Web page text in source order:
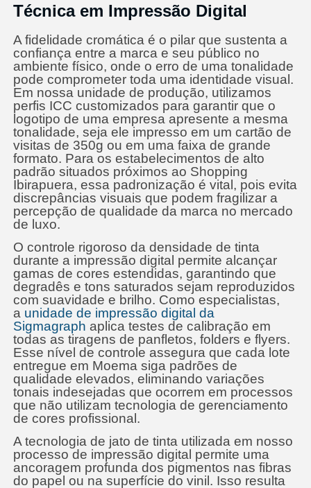
Técnica em Impressão Digital
A fidelidade cromática é o pilar que sustenta a
confiança entre a marca e seu público no
ambiente físico, onde o erro de uma tonalidade
pode comprometer toda uma identidade visual.
Em nossa unidade de produção, utilizamos
perfis ICC customizados para garantir que o
logotipo de uma empresa apresente a mesma
tonalidade, seja ele impresso em um cartão de
visitas de 350g ou em uma faixa de grande
formato. Para os estabelecimentos de alto
padrão situados próximos ao Shopping
Ibirapuera, essa padronização é vital, pois evita
discrepâncias visuais que podem fragilizar a
percepção de qualidade da marca no mercado
de luxo.
O controle rigoroso da densidade de tinta
durante a impressão digital permite alcançar
gamas de cores estendidas, garantindo que
degradês e tons saturados sejam reproduzidos
com suavidade e brilho. Como especialistas,
a unidade de impressão digital da
Sigmagraph aplica testes de calibração em
todas as tiragens de panfletos, folders e flyers.
Esse nível de controle assegura que cada lote
entregue em Moema siga padrões de
qualidade elevados, eliminando variações
tonais indesejadas que ocorrem em processos
que não utilizam tecnologia de gerenciamento
de cores profissional.
A tecnologia de jato de tinta utilizada em nosso
processo de impressão digital permite uma
ancoragem profunda dos pigmentos nas fibras
do papel ou na superfície do vinil. Isso resulta